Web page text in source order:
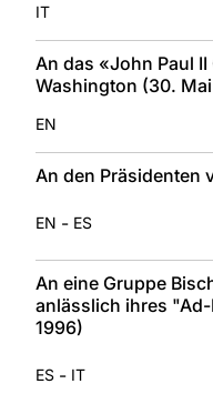
IT
An das «John Paul
Washington (30.
EN
An den Präsidenten
EN - ES
An eine Gruppe
anlässlich ihres
1996)
ES - IT